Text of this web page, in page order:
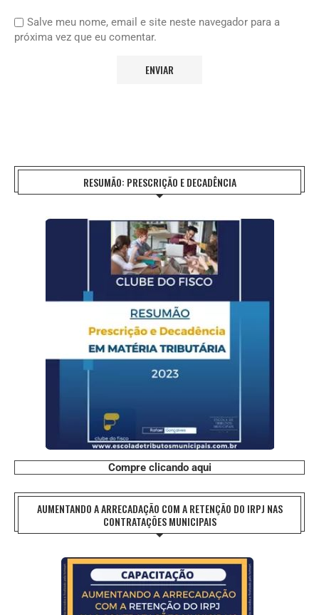
Salve meu nome, email e site neste navegador para a
próxima vez que eu comentar.
RESUMÃO: PRESCRIÇÃO E DECADÊNCIA
Compre clicando aqui
AUMENTANDO A ARRECADAÇÃO COM A RETENÇÃO DO IRPJ NAS
CONTRATAÇÕES MUNICIPAIS